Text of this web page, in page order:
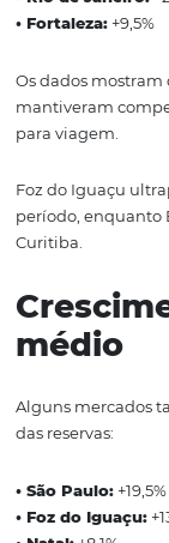
• Foz do
• Gramado:
• Natal:+48,5%
• Belo
• Porto Seguro:
• Maceió: +32,9%
mantiveram
para viagem.